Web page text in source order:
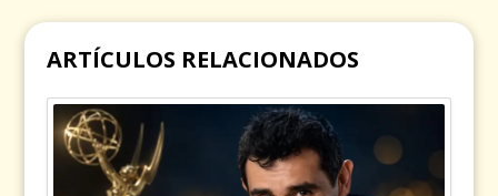
ARTÍCULOS RELACIONADOS